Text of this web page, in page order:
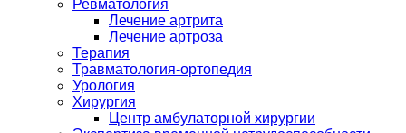
Ревматология
Лечение артрита
Лечение артроза
Терапия
Травматология-ортопедия
Урология
Хирургия
Центр амбулаторной хирургии